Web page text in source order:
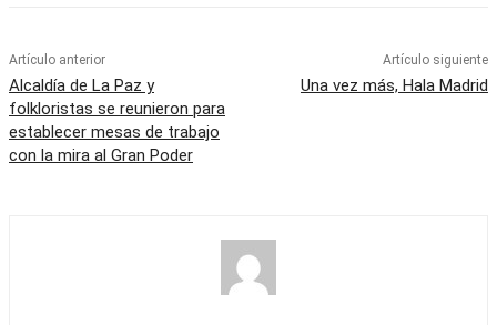
Artículo anterior
Alcaldía de La Paz y
folkloristas se reunieron para
establecer mesas de trabajo
con la mira al Gran Poder
Artículo siguiente
Una vez más, Hala Madrid